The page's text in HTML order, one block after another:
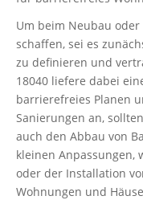
Um beim Neubau
schaffen, sei es
zu definieren und
18040 liefere dabei
barrierefreies Planen
Sanierungen an,
auch den Abbau von
kleinen Anpassungen,
oder der Installation
Wohnungen und